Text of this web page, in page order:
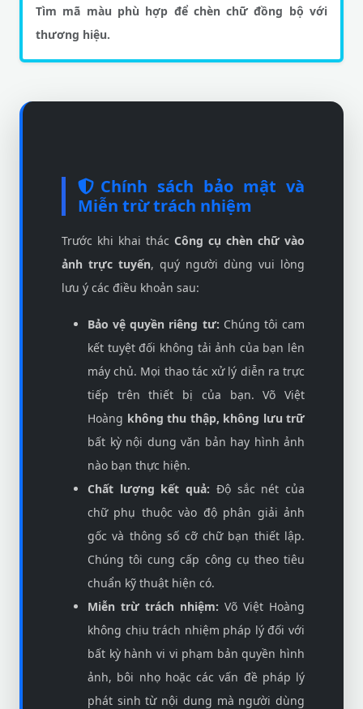
Tìm mã màu phù hợp để chèn chữ đồng bộ với
thương hiệu.
Chính sách bảo mật và
Miễn trừ trách nhiệm
Trước khi khai thác Công cụ chèn chữ vào
ảnh trực tuyến, quý người dùng vui lòng
lưu ý các điều khoản sau:
Bảo vệ quyền riêng tư: Chúng tôi cam
kết tuyệt đối không tải ảnh của bạn lên
máy chủ. Mọi thao tác xử lý diễn ra trực
tiếp trên thiết bị của bạn. Võ Việt
Hoàng không thu thập, không lưu trữ
bất kỳ nội dung văn bản hay hình ảnh
nào bạn thực hiện.
Chất lượng kết quả: Độ sắc nét của
chữ phụ thuộc vào độ phân giải ảnh
gốc và thông số cỡ chữ bạn thiết lập.
Chúng tôi cung cấp công cụ theo tiêu
chuẩn kỹ thuật hiện có.
Miễn trừ trách nhiệm: Võ Việt Hoàng
không chịu trách nhiệm pháp lý đối với
bất kỳ hành vi vi phạm bản quyền hình
ảnh, bôi nhọ hoặc các vấn đề pháp lý
phát sinh từ nội dung mà người dùng